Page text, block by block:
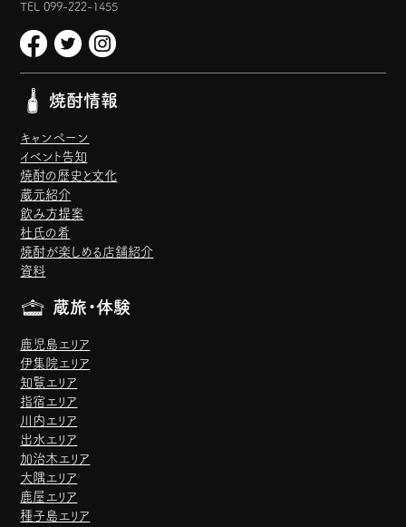
TEL 099-222-1455
焼酎情報
キャンペーン
イベント告知
焼酎の歴史と文化
蔵元紹介
飲み方提案
杜氏の肴
焼酎が楽しめる店舗紹介
資料
蔵旅・体験
鹿児島エリア
伊集院エリア
知覧エリア
指宿エリア
川内エリア
出水エリア
加治木エリア
大隅エリア
鹿屋エリア
種子島エリア